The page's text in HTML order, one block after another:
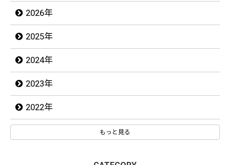
2026年
2025年
2024年
2023年
2022年
もっと見る